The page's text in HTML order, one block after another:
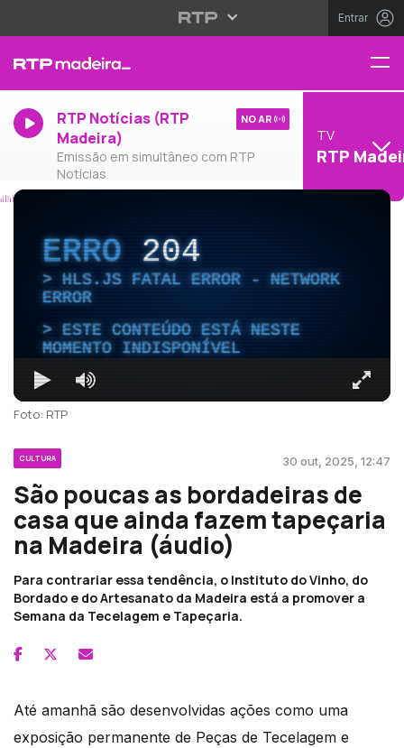
Entrar
RTP Notícias (RTP
Madeira)
Emissão em simultâneo com RTP
Notícias
NO AR
TV
RTP
ERRO204
HLS.JS FATAL ERROR - NETWORK
ERROR
ESTE CONTEÚDO ESTÁ NESTE
MOMENTO INDISPONÍVEL
Foto: RTP
CULTURA 30 out, 2025, 12:47
São poucas as bordadeiras de
casa que ainda fazem tapeçaria
na Madeira (áudio)
Para contrariar essa tendência, o Instituto do Vinho, do
Bordado e do Artesanato da Madeira está a promover a
Semana da Tecelagem e Tapeçaria.
Até amanhã são desenvolvidas ações como uma
exposição permanente de Peças de Tecelagem e